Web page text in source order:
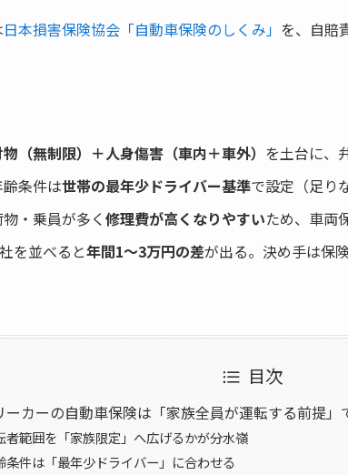
日本損害保険協会「自動車保険のしくみ」 を、自賠
（無制限）＋人身傷害（車内＋車外） を土台に、
条件は世帯の最年少ドライバー基準で設定（足り
・乗員が多く修理費が高くなりやすいため、車両
を並べると年間1〜3万円の差が出る。決め手は保
目次
ーカーの自動車保険は「家族全員が運転する前提」
者範囲を「家族限定」へ広げるかが分水嶺
条件は「最年少ドライバー」に合わせる